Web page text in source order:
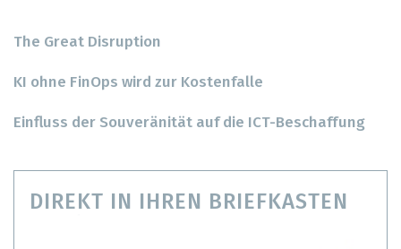
The Great Disruption
KI ohne FinOps wird zur Kostenfalle
Einfluss der Souveränität auf die ICT-Beschaffung
DIREKT IN IHREN BRIEFKASTEN